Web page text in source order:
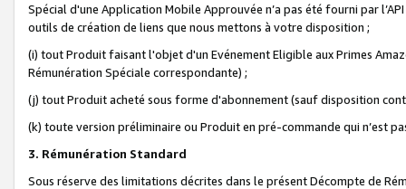
Spécial d'une Application Mobile Approuvée n’a pas été fourni par
outils de création de liens que nous mettons à votre disposition ;
(i) tout Produit faisant l'objet d'un Evénement Eligible aux Primes
Rémunération Spéciale correspondante) ;
(j) tout Produit acheté sous forme d'abonnement (sauf disposition
(k) toute version préliminaire ou Produit en pré-commande qui n’est
3. Rémunération Standard
Sous réserve des limitations décrites dans le présent Décompte de